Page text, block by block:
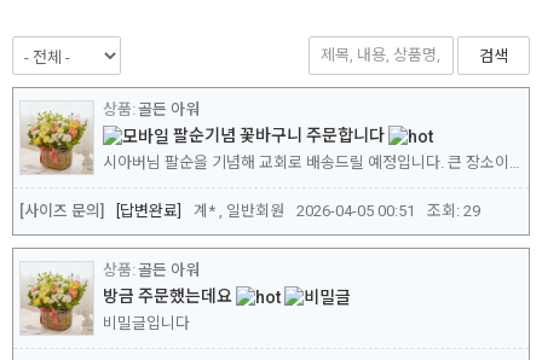
검색
답변완료
[사이즈 문의]
골든 아워
팔순기념 꽃바구니 주문합니다
시아버님 팔순을 기념해 교회로 배송드릴 예정입니다. 큰 장소이다보니 사이즈를 풍성하게 해드리고파 특별형으로 선택하려는데 대략 사이즈가 어떻게 될까요? 후기를 보니 호불호가 심해 살짝 고민은 되지만 좋았던 후기 믿고 주문합니다. 가능한 사진과 같으면 좋겠습니다.
계* , 일반회원 2026-04-05 00:51 조회: 29
골든 아워
방금 주문했는데요
비밀글입니다